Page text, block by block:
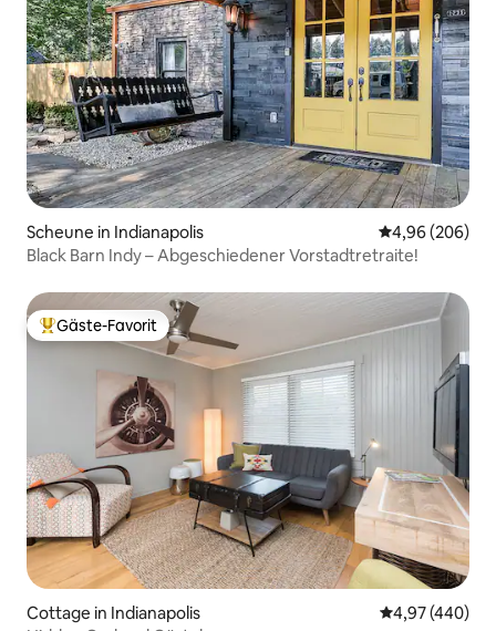
Scheune in Indianapolis
4,96 (206)
Black Barn Indy – Abgeschiedener Vorstadtretraite!
Beliebter Gäste-Favorit.
Gäste-Favorit
Cottage in Indianapolis
4,97 (440)